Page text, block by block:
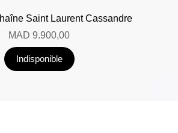
Saint Laurent Cassandre
MAD 9.900,00
Indisponible